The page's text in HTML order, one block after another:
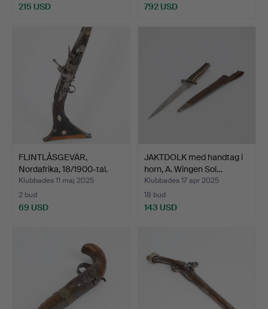
215 USD 792 USD
FLINTLÅSGEVÄR,
Nordafrika, 18/1900-tal.
Klubbades 11 maj 2025
2 bud
69 USD
JAKTDOLK med handtag i
horn, A. Wingen Sol…
Klubbades 17 apr 2025
18 bud
143 USD